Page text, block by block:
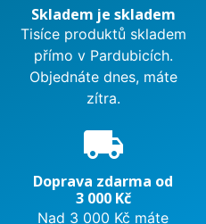
Skladem je skladem
Tisíce produktů skladem
přímo v Pardubicích.
Objednáte dnes, máte
zítra.
local_shipping
Doprava zdarma od
3 000 Kč
Nad 3 000 Kč máte